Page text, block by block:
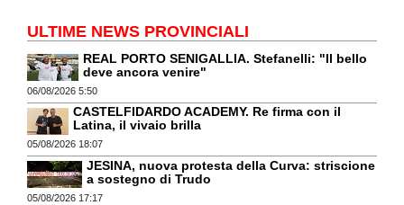
ULTIME NEWS PROVINCIALI
REAL PORTO SENIGALLIA. Stefanelli: "Il bello
deve ancora venire"
06/08/2026 5:50
CASTELFIDARDO ACADEMY. Re firma con il
Latina, il vivaio brilla
05/08/2026 18:07
JESINA, nuova protesta della Curva: striscione
a sostegno di Trudo
05/08/2026 17:17